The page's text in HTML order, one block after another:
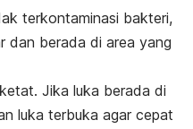
terkontaminasi bakteri,
dan berada di area yang
Jika luka berada di
luka terbuka agar cepat